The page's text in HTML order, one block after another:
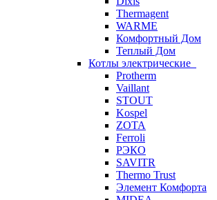
Thermagent
WARME
Комфортный Дом
Теплый Дом
Котлы электрические
Protherm
Vaillant
STOUT
Kospel
ZOTA
Ferroli
РЭКО
SAVITR
Thermo Trust
Элемент Комфорта